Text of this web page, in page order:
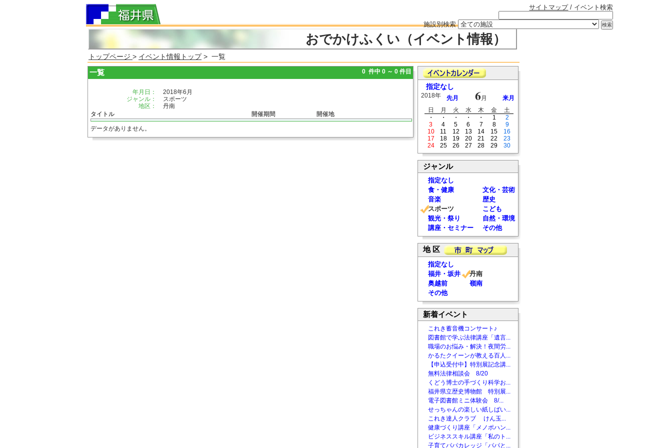
サイトマップ/ イベント検索
施設別検索
おでかけふくい（イベント情報）
トップページ > イベント情報トップ> 一覧
一覧 0 件中 0 ～ 0 件目
年月日：
2018年6月
ジャンル：
スポーツ
地区：
丹南
タイトル
開催期間 開催地
データがありません。
指定なし
2018年 先月 6月
来月
日
月 火 水 木 金
土
・
・ ・ ・ ・ 1
2
3
4 5 6 7 8
9
10
11 12 13 14 15
16
17
18 19 20 21 22
23
24
25 26 27 28 29 30
ジャンル
指定なし
食・健康
文化・芸術
音楽
歴史
スポーツ
こども
観光・祭り
自然・環境
講座・セミナー
その他
地 区
指定なし
福井・坂井
丹南
奥越前
嶺南
その他
新着イベント
これき蓄音機コンサート♪
図書館で学ぶ法律講座「遺言...
職場のお悩み・解決！夜間労...
かるたクイーンが教える百人...
【申込受付中】特別展記念講...
無料法律相談会 8/20
くどう博士の手づくり科学お...
福井県立歴史博物館 特別展...
電子図書館ミニ体験会 8/...
せっちゃんの楽しい紙しばい...
これき達人クラブ けん玉...
健康づくり講座「メノポハン...
ビジネススキル講座「私のト...
子育てパパカレッジ「パパと...